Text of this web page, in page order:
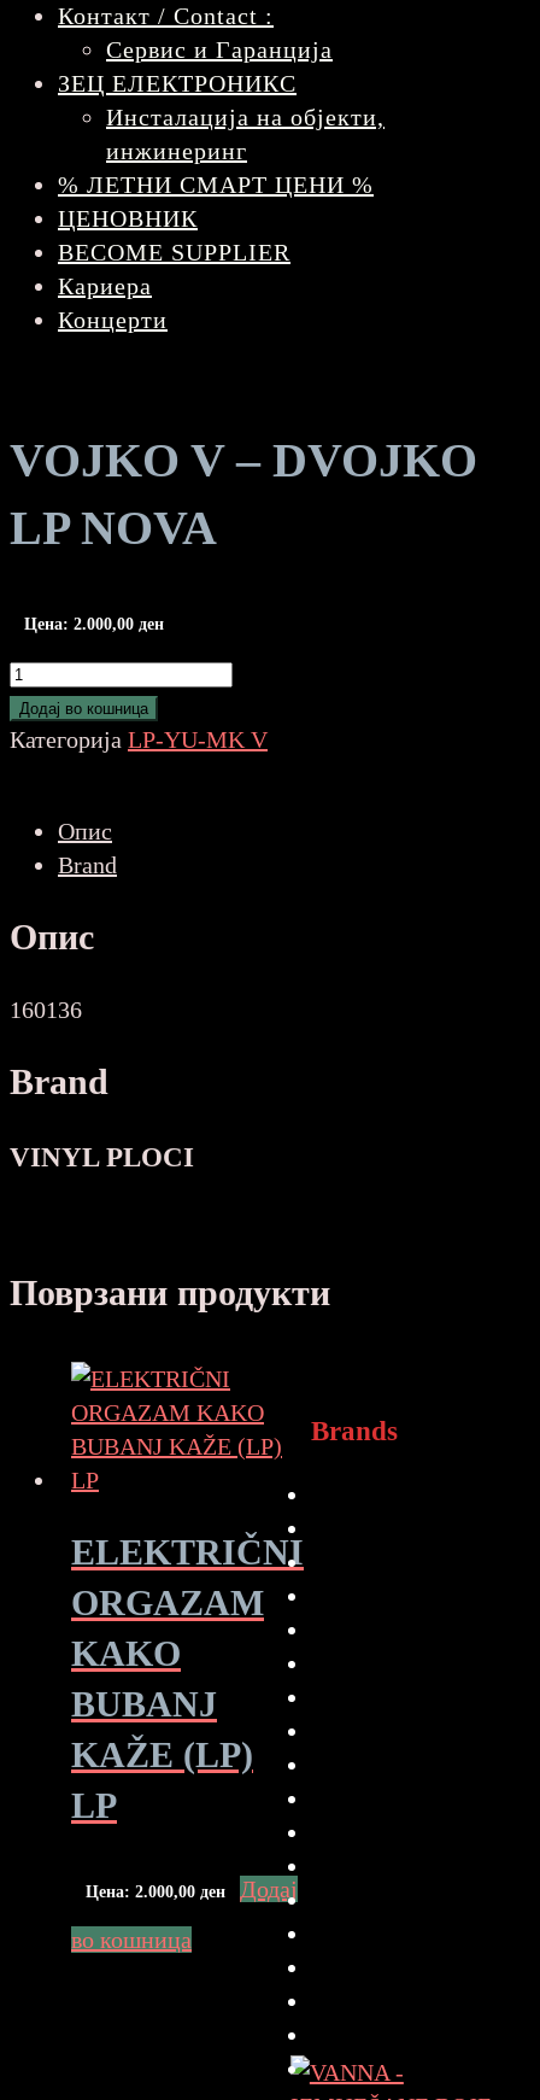
Контакт / Contact :
Сервис и Гаранција
ЗЕЦ ЕЛЕКТРОНИКС
Инсталација на објекти,
инжинеринг
% ЛЕТНИ СМАРТ ЦЕНИ %
ЦЕНОВНИК
BECOME SUPPLIER
Кариера
Концерти
VOJKO V – DVOJKO
LP NOVA
Цена: 2.000,00 ден
VOJKO
V
-
NOVA
количина
Додај во кошница
Категорија LP-YU-MK V
Опис
Brand
Опис
160136
Brand
VINYL PLOCI
Поврзани продукти
ELEKTRIČNI
ORGAZAM
KAKO
BUBANJ
KAŽE (LP)
LP
Цена: 2.000,00 ден
Додај
во кошница
Brands